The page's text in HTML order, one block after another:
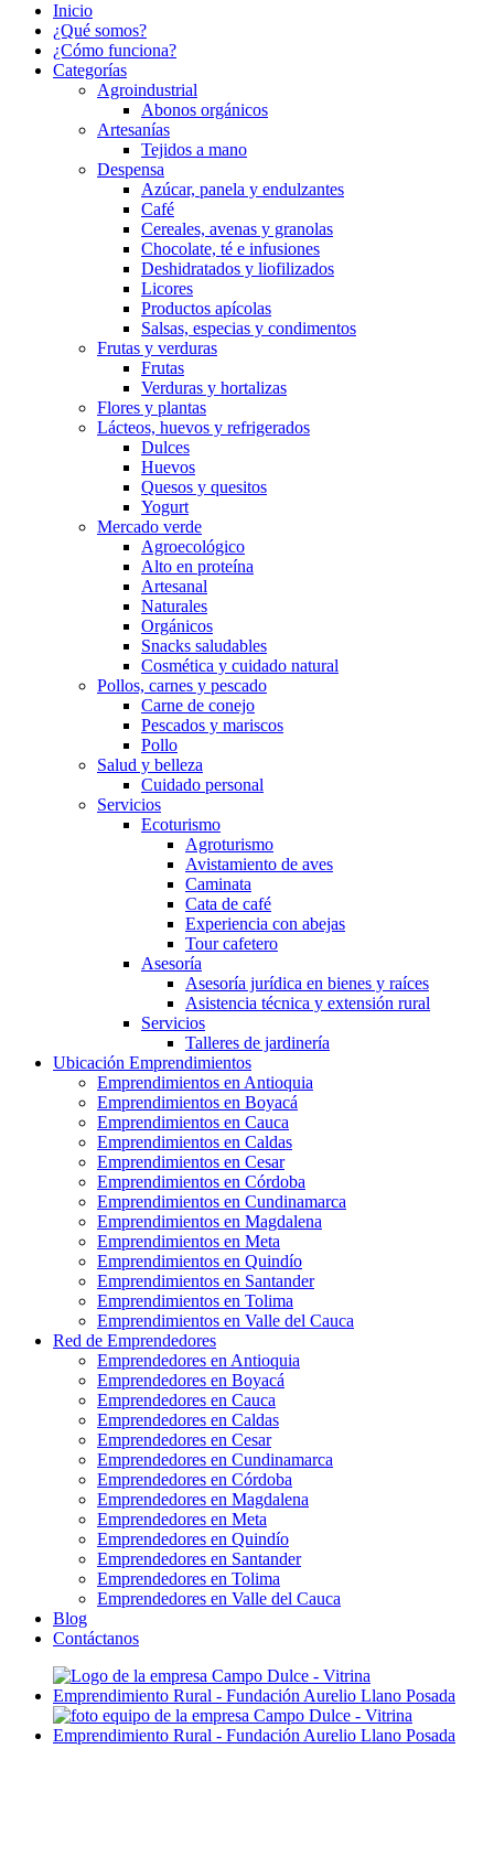
Inicio
¿Qué somos?
¿Cómo funciona?
Categorías
Agroindustrial
Abonos orgánicos
Artesanías
Tejidos a mano
Despensa
Azúcar, panela y endulzantes
Café
Cereales, avenas y granolas
Chocolate, té e infusiones
Deshidratados y liofilizados
Licores
Productos apícolas
Salsas, especias y condimentos
Frutas y verduras
Frutas
Verduras y hortalizas
Flores y plantas
Lácteos, huevos y refrigerados
Dulces
Huevos
Quesos y quesitos
Yogurt
Mercado verde
Agroecológico
Alto en proteína
Artesanal
Naturales
Orgánicos
Snacks saludables
Cosmética y cuidado natural
Pollos, carnes y pescado
Carne de conejo
Pescados y mariscos
Pollo
Salud y belleza
Cuidado personal
Servicios
Ecoturismo
Agroturismo
Avistamiento de aves
Caminata
Cata de café
Experiencia con abejas
Tour cafetero
Asesoría
Asesoría jurídica en bienes y raíces
Asistencia técnica y extensión rural
Servicios
Talleres de jardinería
Ubicación Emprendimientos
Emprendimientos en Antioquia
Emprendimientos en Boyacá
Emprendimientos en Cauca
Emprendimientos en Caldas
Emprendimientos en Cesar
Emprendimientos en Córdoba
Emprendimientos en Cundinamarca
Emprendimientos en Magdalena
Emprendimientos en Meta
Emprendimientos en Quindío
Emprendimientos en Santander
Emprendimientos en Tolima
Emprendimientos en Valle del Cauca
Red de Emprendedores
Emprendedores en Antioquia
Emprendedores en Boyacá
Emprendedores en Cauca
Emprendedores en Caldas
Emprendedores en Cesar
Emprendedores en Cundinamarca
Emprendedores en Córdoba
Emprendedores en Magdalena
Emprendedores en Meta
Emprendedores en Quindío
Emprendedores en Santander
Emprendedores en Tolima
Emprendedores en Valle del Cauca
Blog
Contáctanos